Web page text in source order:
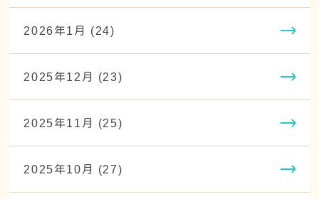
2026年1月 (24)
2025年12月 (23)
2025年11月 (25)
2025年10月 (27)